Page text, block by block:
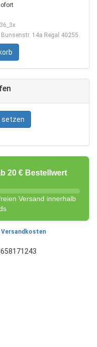
14a Regal 40255
setzen
20 € Bestellwert
Versand innerhalb
Versandkosten